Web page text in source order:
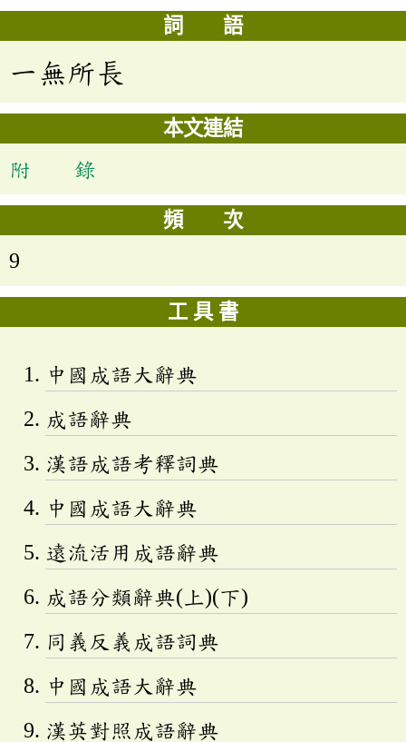
詞 語
一無所長
本文連結
附 錄
頻 次
9
工 具 書
中國成語大辭典
成語辭典
漢語成語考釋詞典
中國成語大辭典
遠流活用成語辭典
成語分類辭典(上)(下)
同義反義成語詞典
中國成語大辭典
漢英對照成語辭典